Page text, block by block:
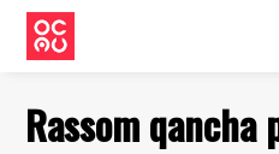
Rassom qancha